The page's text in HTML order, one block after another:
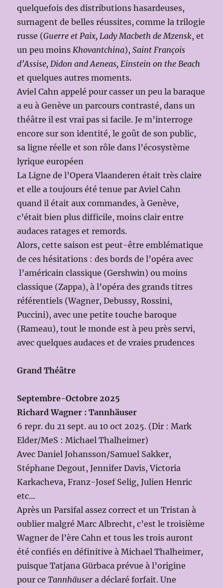
quelquefois des distributions hasardeuses,
surnagent de belles réussites, comme la trilogie
russe (Guerre et Paix, Lady Macbeth de Mzensk, et
un peu moinsKhovantchina),Saint François
d’Assise, Didon and Aeneas, Einstein on the Beach
et quelques autres moments.
Aviel Cahn appelé pour casser un peu la baraque
a eu à Genève un parcours contrasté, dans un
théâtre il est vrai pas si facile. Je m’interroge
encore sur son identité, le goût de son public,
sa ligne réelle et son rôle dans l’écosystème
lyrique européen
La Ligne de l’Opera Vlaanderen était très claire
et elle a toujours été tenue par Aviel Cahn
quand il était aux commandes, à Genève,
c’était bien plus difficile, moins clair entre
audaces ratages et remords.
Alors, cette saison est peut-être emblématique
de ces hésitations : des bords de l’opéra avec
l’américain classique (Gershwin) ou moins
classique (Zappa), à l’opéra des grands titres
référentiels (Wagner, Debussy, Rossini,
Puccini), avec une petite touche baroque
(Rameau), tout le monde est à peu près servi,
avec quelques audaces et de vraies prudences
Grand Théâtre
Septembre-Octobre 2025
Richard Wagner : Tannhäuser
6 repr. du 21 sept. au 10 oct 2025. (Dir : Mark
Elder/MeS : Michael Thalheimer)
Avec Daniel Johansson/Samuel Sakker,
Stéphane Degout, Jennifer Davis, Victoria
Karkacheva, Franz-Josef Selig, Julien Henric
etc…
Après un Parsifal assez correct et un Tristan à
oublier malgré Marc Albrecht, c’est le troisième
Wagner de l’ère Cahn et tous les trois auront
été confiés en définitive à Michael Thalheimer,
puisque Tatjana Gürbaca prévue à l’origine
pour ceTannhäuser a déclaré forfait. Une